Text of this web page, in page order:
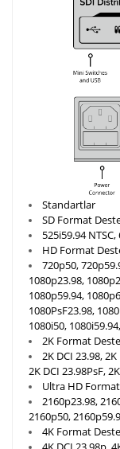
Standartlar
SD Format
525i59.94
HD Format
720p50,
1080p23.98,
1080p59.94,
1080PsF23.98,
1080i50,
2K Format
2K DCI 23.98,
2K DCI 23.98PsF,
Ultra HD
2160p23.98,
2160p50,
4K Format